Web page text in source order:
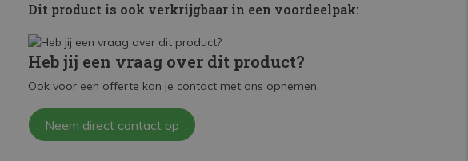
Dit product is ook verkrijgbaar in een voordeelpak:
Heb jij een vraag over dit product?
Ook voor een offerte kan je contact met ons opnemen.
Neem direct contact op